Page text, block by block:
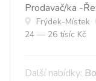
Prodavač/ka -
Frýdek-Místek
24 — 26 tísíc Kč
Další nabídky: